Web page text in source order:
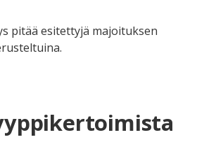
pitää esitettyjä majoituksen